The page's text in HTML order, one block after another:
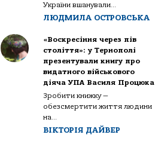
України вшанували...
ЛЮДМИЛА ОСТРОВСЬКА
«Воскресіння через пів
століття»: у Тернополі
презентували книгу про
видатного військового
діяча УПА Василя Процюка
Зробити книжку —
обезсмертити життя людини
на...
ВІКТОРІЯ ДАЙВЕР